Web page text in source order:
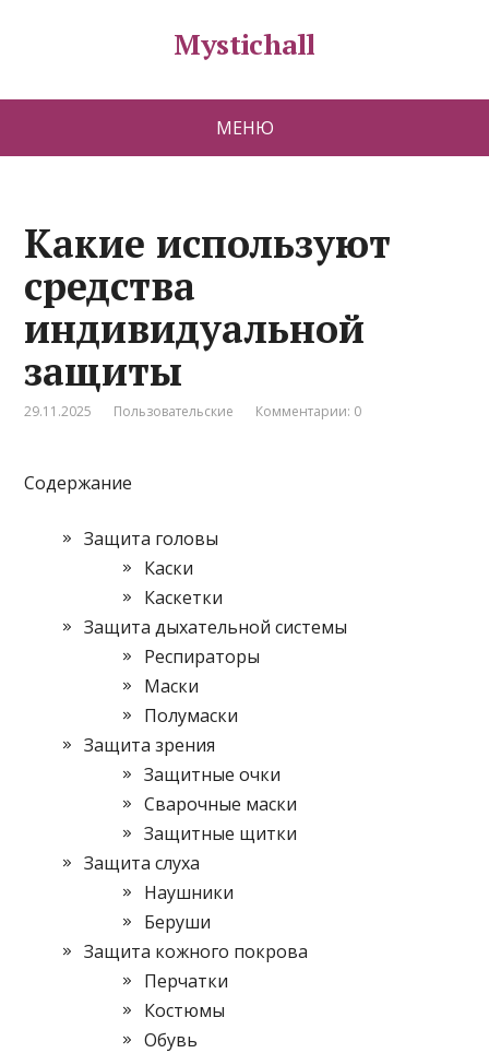
Mystichall
МЕНЮ
Какие используют
средства
индивидуальной
защиты
29.11.2025 Пользовательские Комментарии: 0
Содержание
Защита головы
Каски
Каскетки
Защита дыхательной системы
Респираторы
Маски
Полумаски
Защита зрения
Защитные очки
Сварочные маски
Защитные щитки
Защита слуха
Наушники
Беруши
Защита кожного покрова
Перчатки
Костюмы
Обувь